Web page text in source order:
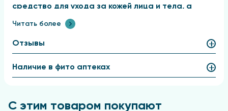
средство для ухода за кожей лица и тела, а
также для восстановления жизненной силы
поврежденных волос.
используется в качестве средства для укрепления
тысячелетий. Волосы являются важным
украшением человека, и мечта о здоровых и
природных средств не так много тех, которые не
Читать более
Отзывы
Наличие в фито аптеках
С этим товаром покупают